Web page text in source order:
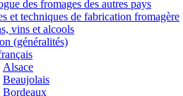
des fromages des autres pays
et techniques de fabrication fromagère
vins et alcools
(généralités)
Alsace
Beaujolais
Bordeaux